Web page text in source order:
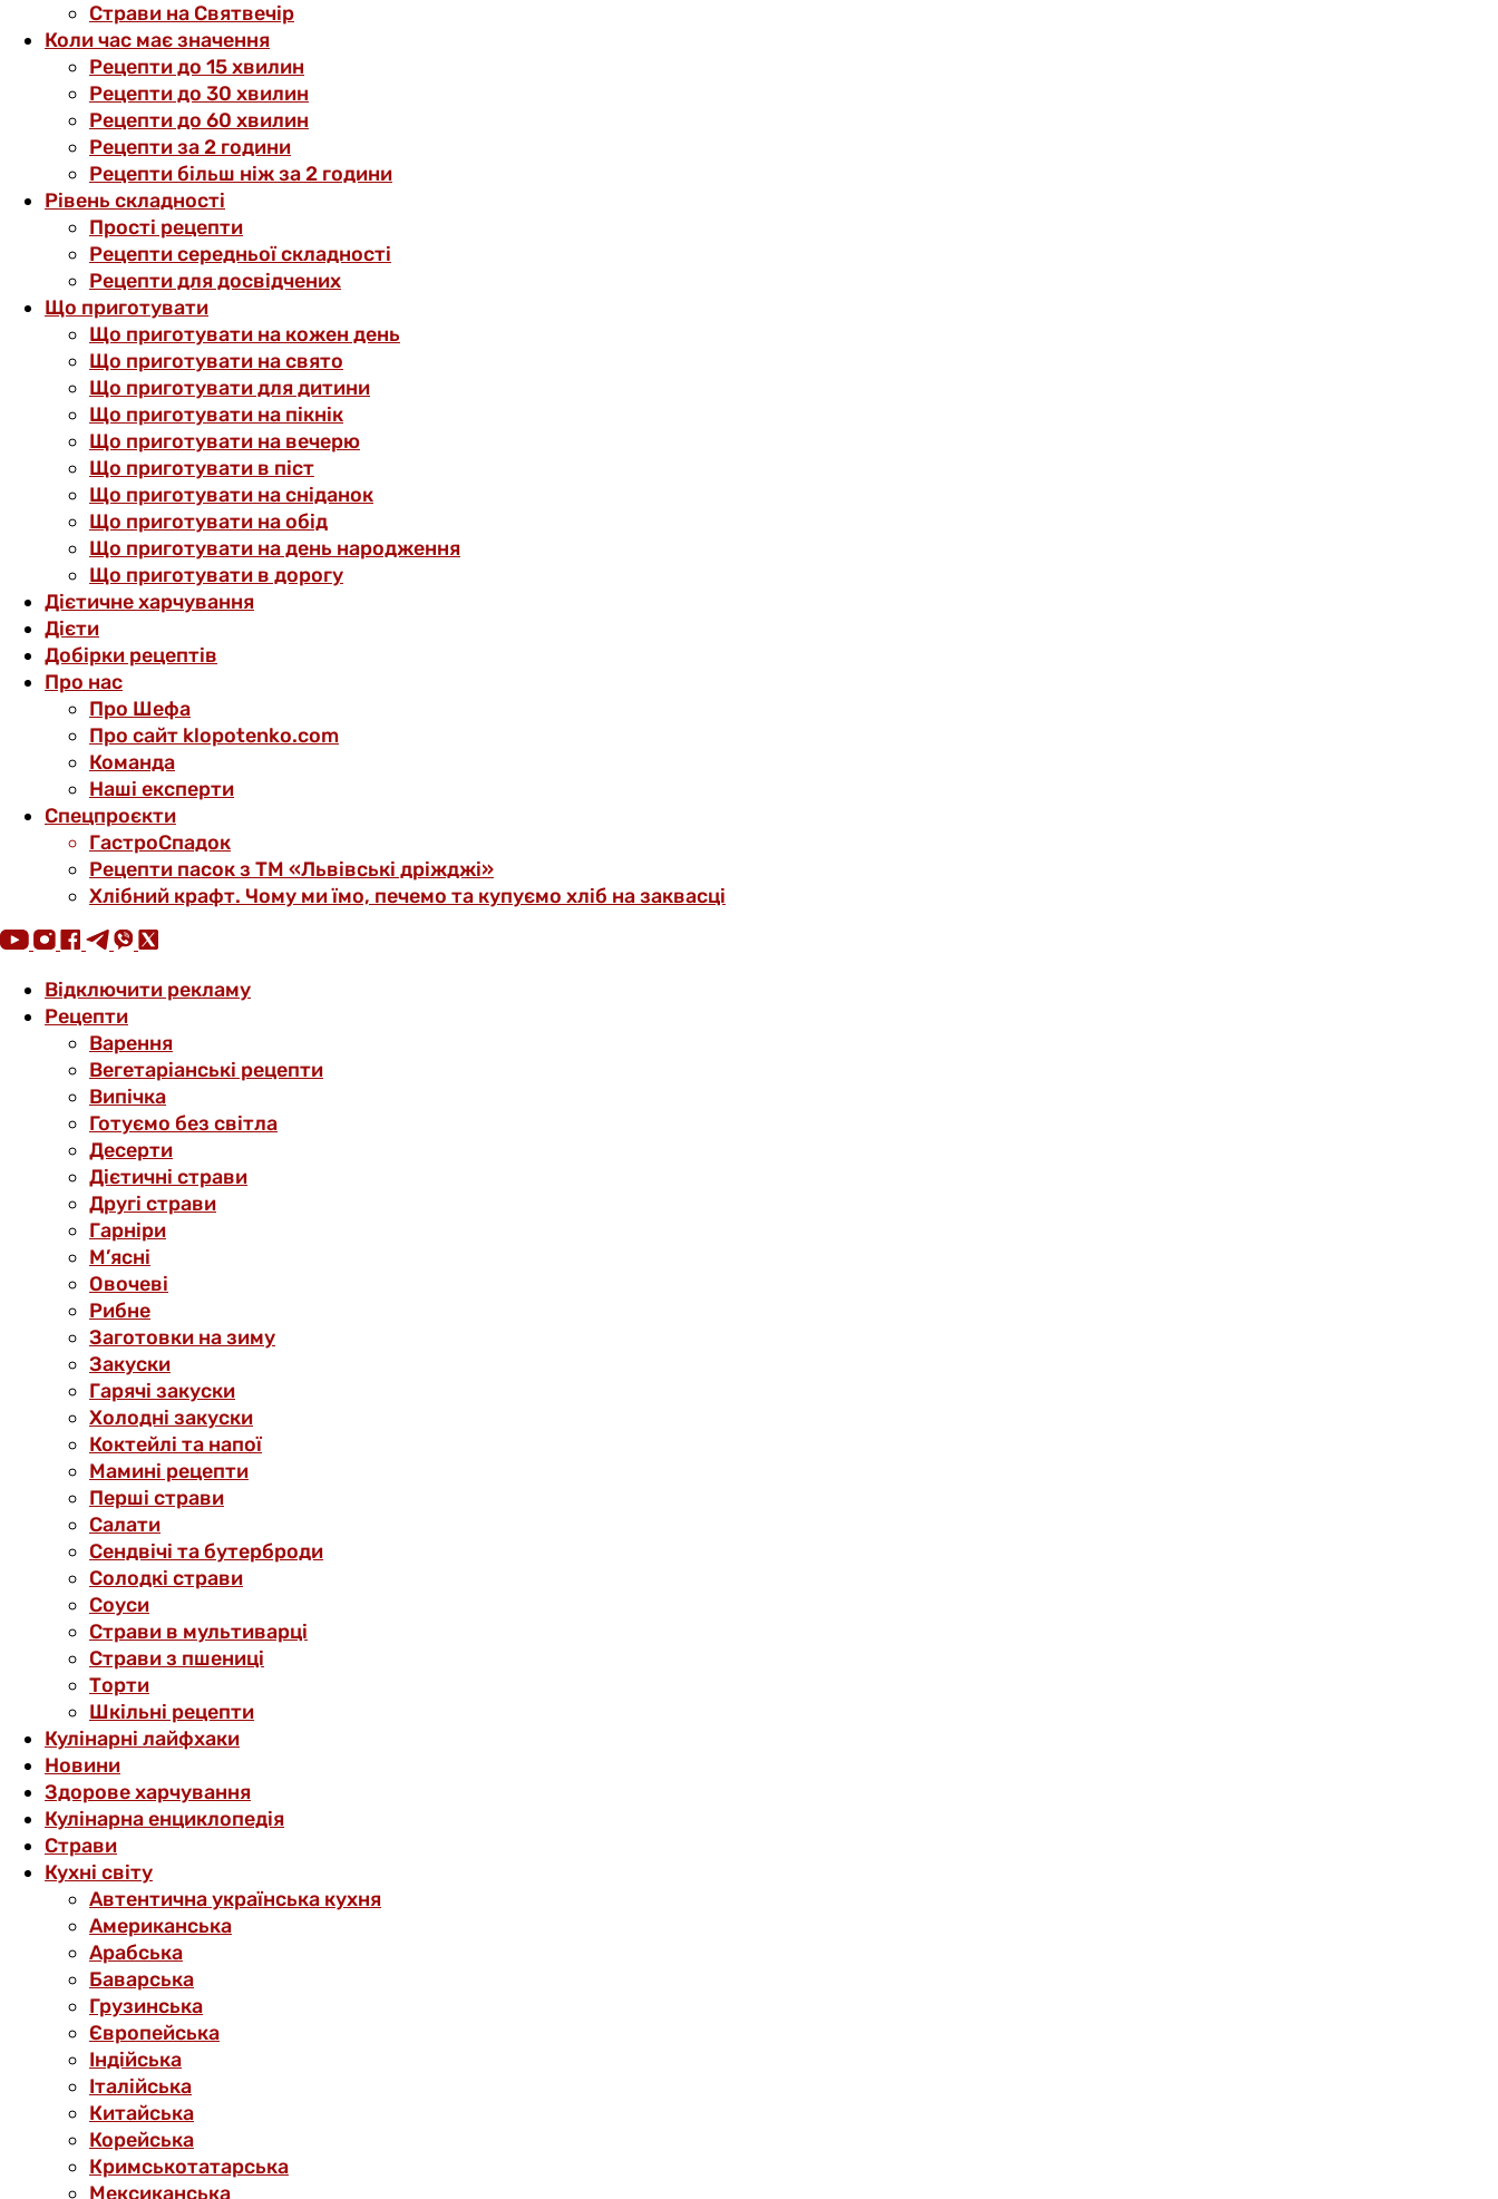
Страви на Святвечір
Коли час має значення
Рецепти до 15 хвилин
Рецепти до 30 хвилин
Рецепти до 60 хвилин
Рецепти за 2 години
Рецепти більш ніж за 2 години
Рівень складності
Прості рецепти
Рецепти середньої складності
Рецепти для досвідчених
Що приготувати
Що приготувати на кожен день
Що приготувати на свято
Що приготувати для дитини
Що приготувати на пікнік
Що приготувати на вечерю
Що приготувати в піст
Що приготувати на сніданок
Що приготувати на обід
Що приготувати на день народження
Що приготувати в дорогу
Дієтичне харчування
Дієти
Добірки рецептів
Про нас
Про Шефа
Про сайт klopotenko.com
Команда
Наші експерти
Спецпроєкти
ГастроСпадок
Рецепти пасок з ТМ «Львівські дріжджі»
Хлібний крафт. Чому ми їмо, печемо та купуємо хліб на заквасці
Відключити рекламу
Рецепти
Варення
Вегетаріанські рецепти
Випічка
Готуємо без світла
Десерти
Дієтичні страви
Другі страви
Гарніри
М’ясні
Овочеві
Рибне
Заготовки на зиму
Закуски
Гарячі закуски
Холодні закуски
Коктейлі та напої
Мамині рецепти
Перші страви
Салати
Сендвічі та бутерброди
Солодкі страви
Соуси
Страви в мультиварці
Страви з пшениці
Торти
Шкільні рецепти
Кулінарні лайфхаки
Новини
Здорове харчування
Кулінарна енциклопедія
Страви
Кухні світу
Автентична українська кухня
Американська
Арабська
Баварська
Грузинська
Європейська
Індійська
Італійська
Китайська
Корейська
Кримськотатарська
Мексиканська